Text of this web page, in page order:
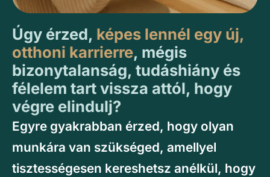
Úgy érzed, képes lennél egy új,
otthoni karrierre, mégis
bizonytalanság, tudáshiány és
félelem tart vissza attól, hogy
végre elindulj?
Egyre gyakrabban érzed, hogy olyan
munkára van szükséged, amellyel
tisztességesen kereshetsz anélkül, hogy